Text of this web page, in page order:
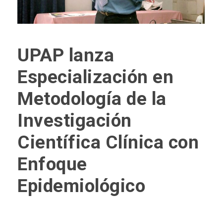
UPAP lanza
Especialización en
Metodología de la
Investigación
Científica Clínica con
Enfoque
Epidemiológico